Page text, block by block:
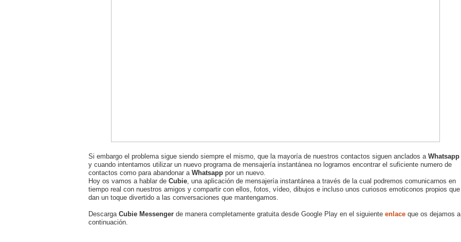
Si embargo el problema sigue siendo siempre el mismo, que la mayoría de nuestros contactos siguen anclados a Whatsapp
y cuando intentamos utilizar un nuevo programa de mensajería instantánea no logramos encontrar el suficiente numero de
contactos como para abandonar a Whatsapp por un nuevo.
Hoy os vamos a hablar de Cubie , una aplicación de mensajería instantánea a través de la cual podremos comunicarnos en
tiempo real con nuestros amigos y compartir con ellos, fotos, vídeo, dibujos e incluso unos curiosos emoticonos propios que
dan un toque divertido a las conversaciones que mantengamos.
Descarga Cubie Messenger de manera completamente gratuita desde Google Play en el siguiente enlace que os dejamos a
continuación.